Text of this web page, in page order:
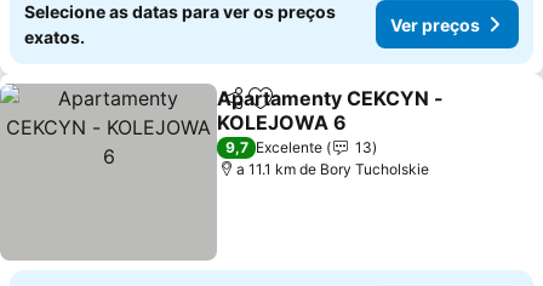
Selecione as datas para ver os preços
exatos.
Ver preços
PartilharAdicionar aos favoritos
Apartamenty CEKCYN -
KOLEJOWA 6
Ver preços
9,7 Excelente
13
a 11.1 km de Bory Tucholskie